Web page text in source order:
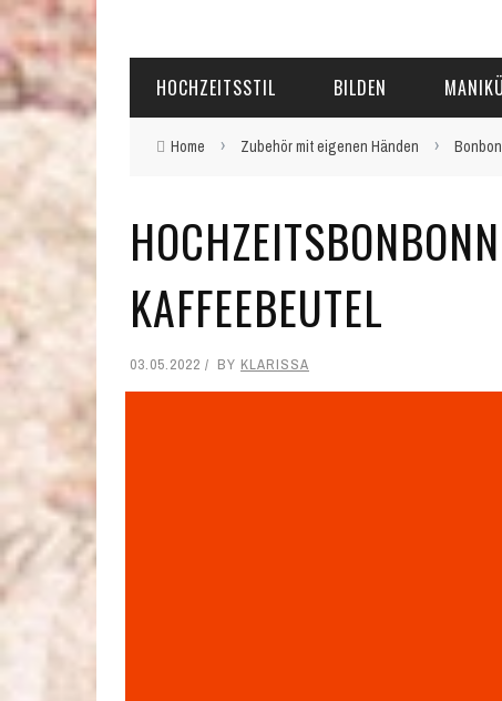
HOCHZEITSSTIL BILDEN
Home › Zubehör mit eigenen Händen ›
KAFFEEBEUTEL
03.05.2022 BY KLARISSA